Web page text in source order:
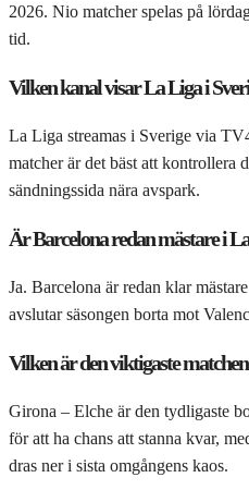
2026. Nio matcher spelas på
tid.
Vilken kanal visar La Liga i
La Liga streamas i Sverige via
matcher är det bäst att kontrollera
sändningssida nära avspark.
Är Barcelona redan mästare i
Ja. Barcelona är redan klar
avslutar säsongen borta mot
Vilken är den viktigaste
Girona – Elche är den tydligaste
för att ha chans att stanna kvar,
dras ner i sista omgångens kaos.